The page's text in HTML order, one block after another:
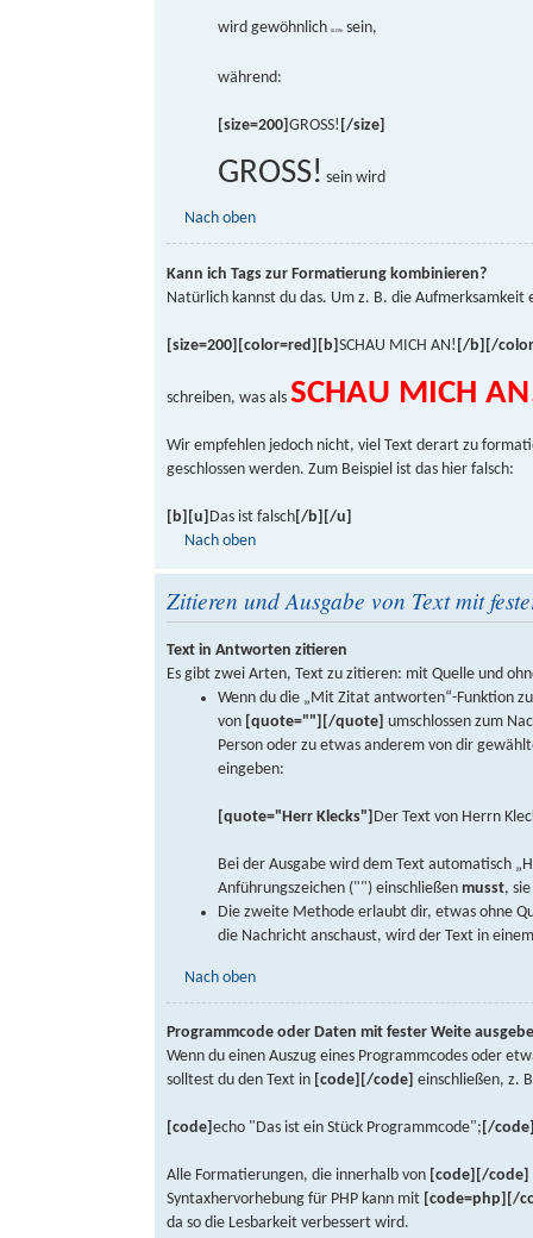
wird gewöhnlichKLEIN sein,
während:
[size=200]GROSS! [/size]
GROSS! sein wird
Nach oben
Kann ich Tags zur Formatierung kombinieren?
Natürlich kannst du das. Um z. B. die
[size=200][color=red][b] SCHAU MICH AN! [/b][/
schreiben, was als SCHAU MICH
Wir empfehlen jedoch nicht, viel Text derart zu
geschlossen werden. Zum Beispiel ist das hier falsch:
[b][u] Das ist falsch[/b][/u]
Nach oben
Zitieren und Ausgabe von Text mit
Text in Antworten zitieren
Es gibt zwei Arten, Text zu zitieren: mit Quelle und
Wenn du die „Mit Zitat antworten“-Funktion
von [quote=""][/quote] umschlossen zum
Person oder zu etwas anderem von dir
eingeben:
[quote="Herr Klecks"] Der Text von Herrn
Bei der Ausgabe wird dem Text automatisch
Anführungszeichen ("") einschließenmusst,
Die zweite Methode erlaubt dir, etwas ohne
die Nachricht anschaust, wird der Text in
Nach oben
Programmcode oder Daten mit fester Weite
Wenn du einen Auszug eines Programmcodes oder
solltest du den Text in [code][/code] einschließen, z.
[code] echo "Das ist ein Stück Programmcode"; [/
Alle Formatierungen, die innerhalb von [code][/code]
Syntaxhervorhebung für PHP kann mit [code=php][/
da so die Lesbarkeit verbessert wird.